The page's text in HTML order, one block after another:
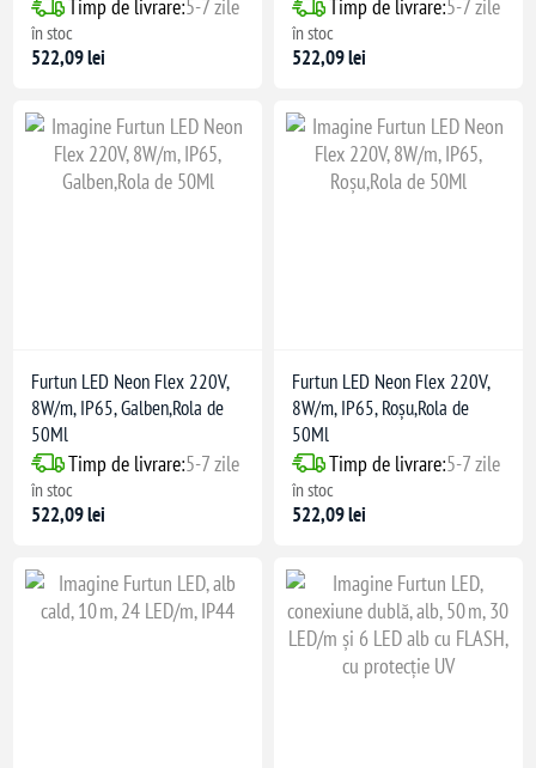
Timp de livrare:5-7 zile
în stoc
522,09 lei
Timp de livrare:5-7 zile
în stoc
522,09 lei
Furtun LED Neon Flex 220V,
8W/m, IP65, Galben,Rola de
50Ml
Timp de livrare:5-7 zile
în stoc
522,09 lei
Furtun LED Neon Flex 220V,
8W/m, IP65, Roșu,Rola de
50Ml
Timp de livrare:5-7 zile
în stoc
522,09 lei